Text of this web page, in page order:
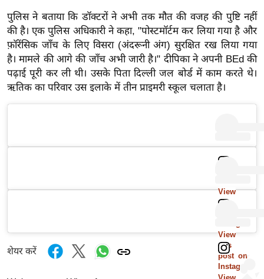
g
N
e
w
s
स्टा
पुलिस ने बताया कि डॉक्टरों ने अभी तक मौत की वजह की पुष्टि नहीं
की है। एक पुलिस अधिकारी ने कहा, "पोस्टमॉर्टम कर लिया गया है और
फ़ॉरेंसिक जाँच के लिए विसरा (अंदरूनी अंग) सुरक्षित रख लिया गया
है। मामले की आगे की जाँच अभी जारी है।" दीपिका ने अपनी BEd की
पढ़ाई पूरी कर ली थी। उसके पिता दिल्ली जल बोर्ड में काम करते थे।
ऋतिक का परिवार उस इलाके में तीन प्राइमरी स्कूल चलाता है।
View
this
m
View
this
post on
Instagra
m
शेयर करें